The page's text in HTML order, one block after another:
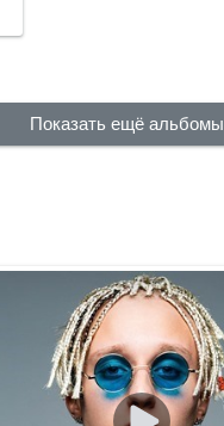
Показать ещё альбомы